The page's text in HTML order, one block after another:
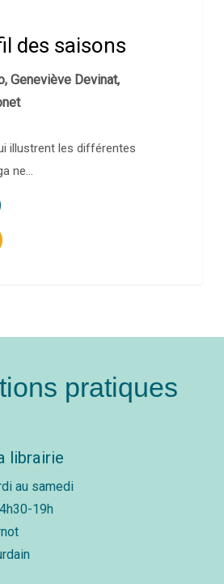
des saisons
Geneviève Devinat,
illustrent les différentes
ne…
pratiques
librairie
au samedi
19h